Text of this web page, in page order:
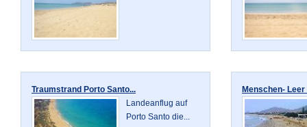
Traumstrand Porto Santo...
Landeanflug auf
Porto Santo die...
Menschen-